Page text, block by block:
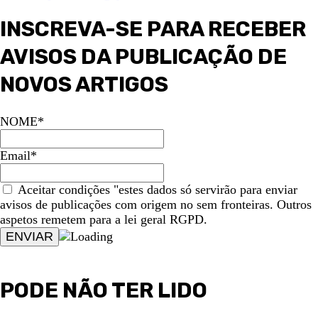
INSCREVA-SE PARA RECEBER
AVISOS DA PUBLICAÇÃO DE
NOVOS ARTIGOS
NOME*
Email*
Aceitar condições "estes dados só servirão para enviar
avisos de publicações com origem no sem fronteiras. Outros
aspetos remetem para a lei geral RGPD.
PODE NÃO TER LIDO